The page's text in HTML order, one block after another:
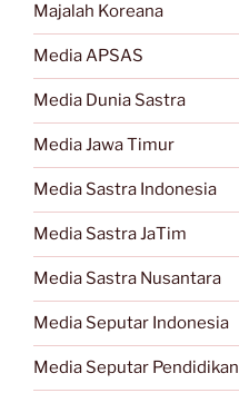
Majalah Koreana
Media APSAS
Media Dunia Sastra
Media Jawa Timur
Media Sastra Indonesia
Media Sastra JaTim
Media Sastra Nusantara
Media Seputar Indonesia
Media Seputar Pendidikan